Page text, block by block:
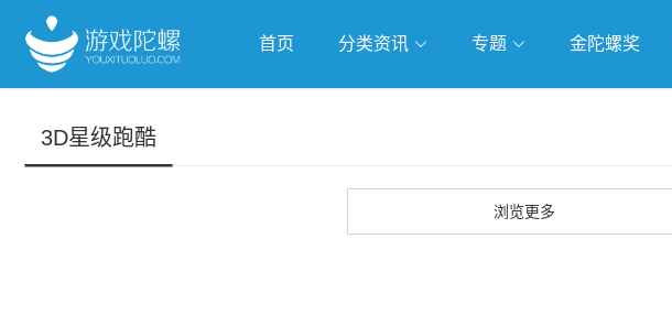
首页 分类资讯 专题 金陀螺奖
3D星级跑酷
浏览更多